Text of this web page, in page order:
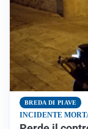
BREDA DI PIAVE
INCIDENTE